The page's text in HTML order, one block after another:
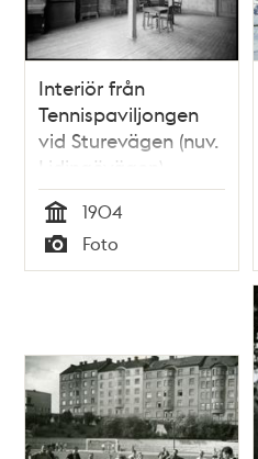
Interiör från
Tennispaviljongen
vid Sturevägen (nuv.
Lidingövägen)
Tid
1904
Typ
Foto